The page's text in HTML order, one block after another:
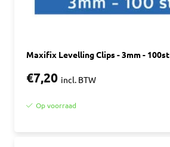
Maxifix Levelling Clips - 3mm - 100st
€7,20 incl. BTW
Op voorraad